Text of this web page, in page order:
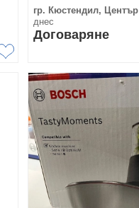
гр. Кюстендил, Център
днес
Договаряне